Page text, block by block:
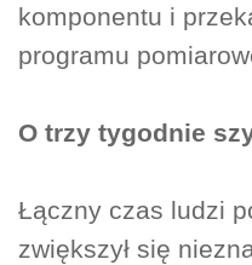
komponentu i
programu
O trzy tygodnie
Łączny czas ludzi
zwiększył się